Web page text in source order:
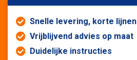
Snelle levering, korte lijnen
Vrijblijvend advies op maat
Duidelijke instructies